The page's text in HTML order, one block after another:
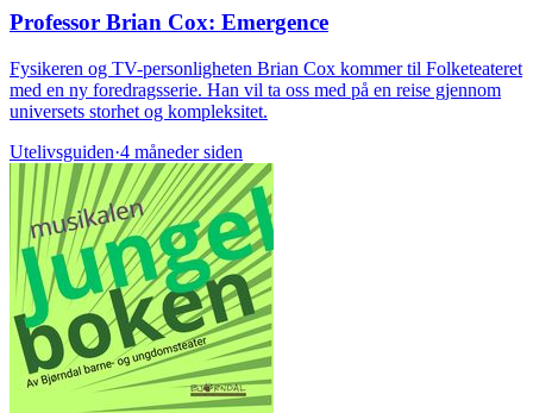
Professor Brian Cox: Emergence
Fysikeren og TV-personligheten Brian Cox kommer til Folketeateret
med en ny foredragsserie. Han vil ta oss med på en reise gjennom
universets storhet og kompleksitet.
Utelivsguiden·4 måneder siden